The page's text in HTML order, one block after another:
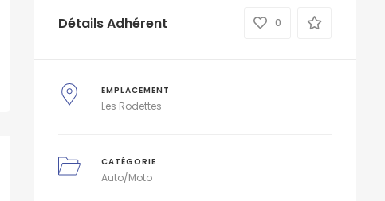
Détails Adhérent 0
EMPLACEMENT
Les Rodettes
CATÉGORIE
Auto/Moto